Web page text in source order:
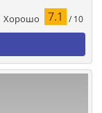
Хорошо 7.1 / 10